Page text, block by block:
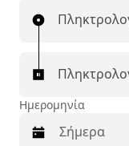
Ημερομηνία